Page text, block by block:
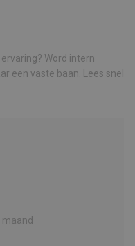
Word intern
een vaste baan. Lees snel
maand